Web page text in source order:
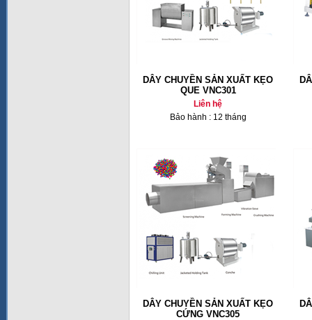
DÂY CHUYỀN SẢN XUẤT KẸO
QUE VNC301
Liên hệ
Bảo hành : 12 tháng
DÂY CHUYỀN SẢN XUẤT KẸO
CỨNG VNC305